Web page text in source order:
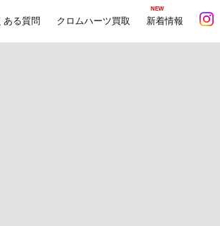
ある質問 クロムハーツ買取
NEW
新着情報